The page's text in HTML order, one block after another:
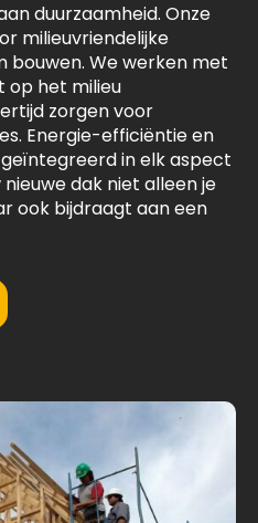
duurzaamheid. Onze
milieuvriendelijke
bouwen. We werken met
op het milieu
zorgen voor
Energie-efficiëntie en
in elk aspect
dak niet alleen je
ook bijdraagt aan een